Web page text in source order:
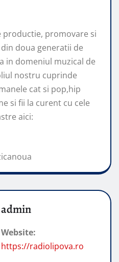
productie, promovare si
doua generatii de
in domeniul muzical de
nostru cuprinde
cat si pop,hip
si fii la curent cu cele
aici:
admin
Website:
https://radiolipova.ro